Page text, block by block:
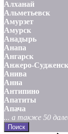
Алханай
Альметьевск
Амурзет
Амурск
Анадырь
Анапа
Ангарск
Анжеро-Судженск
Анива
Анна
Антипино
Апатиты
Апача
... а также 50
Поиск